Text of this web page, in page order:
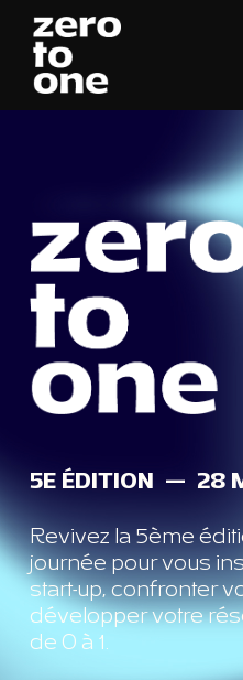
5E ÉDITION — 28
Revivez la 5ème
journée pour vous
start-up, confronter
développer votre
de 0 à 1.